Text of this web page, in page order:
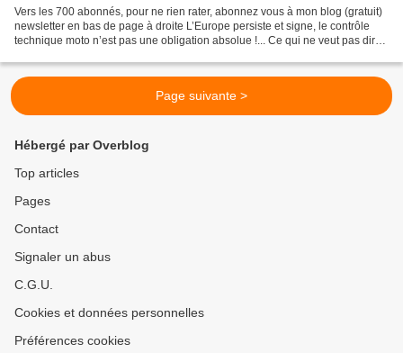
Vers les 700 abonnés, pour ne rien rater, abonnez vous à mon blog (gratuit)
newsletter en bas de page à droite L’Europe persiste et signe, le contrôle
technique moto n’est pas une obligation absolue !... Ce qui ne veut pas dire
Page suivante >
Hébergé par Overblog
Top articles
Pages
Contact
Signaler un abus
C.G.U.
Cookies et données personnelles
Préférences cookies